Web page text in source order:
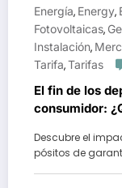
Energía, Energy,
Fotovoltaicas,
Instalación,
Tarifa,Tarifas
El fin de los
consumidor:
Descubre el
pósitos de